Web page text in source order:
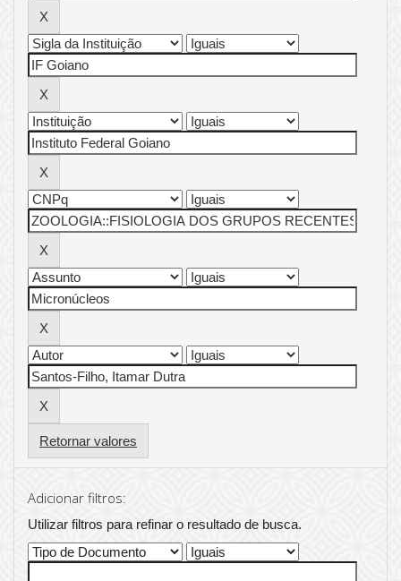
Retornar valores
Adicionar filtros:
Utilizar filtros para refinar o resultado de busca.